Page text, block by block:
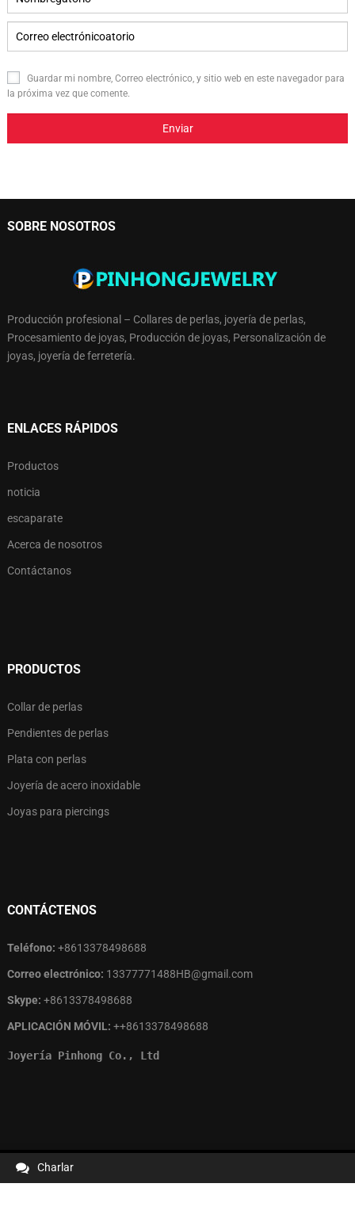
Guardar mi nombre, Correo electrónico, y sitio web en este navegador para
la próxima vez que comente.
SOBRE NOSOTROS
Producción profesional – Collares de perlas, joyería de perlas,
Procesamiento de joyas, Producción de joyas, Personalización de
joyas, joyería de ferretería.
ENLACES RÁPIDOS
Productos
noticia
escaparate
Acerca de nosotros
Contáctanos
PRODUCTOS
Collar de perlas
Pendientes de perlas
Plata con perlas
Joyería de acero inoxidable
Joyas para piercings
CONTÁCTENOS
Teléfono: +8613378498688
Correo electrónico: 13377771488HB@gmail.com
Skype: +8613378498688
APLICACIÓN MÓVIL: ++8613378498688
Joyería Pinhong Co., Ltd
Derechos de autor © 2024
Charlar